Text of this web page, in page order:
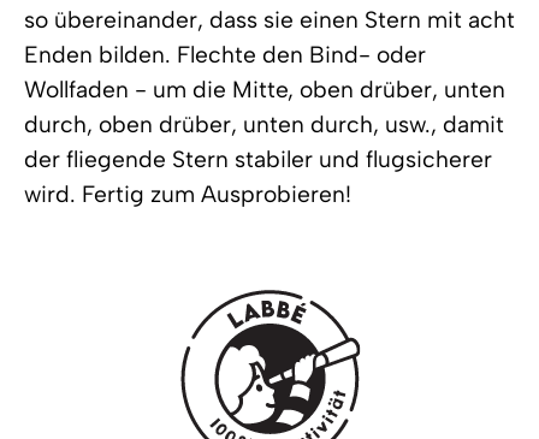
so übereinander, dass sie einen Stern mit acht
Enden bilden. Flechte den Bind- oder
Wollfaden - um die Mitte, oben drüber, unten
durch, oben drüber, unten durch, usw., damit
der fliegende Stern stabiler und flugsicherer
wird. Fertig zum Ausprobieren!